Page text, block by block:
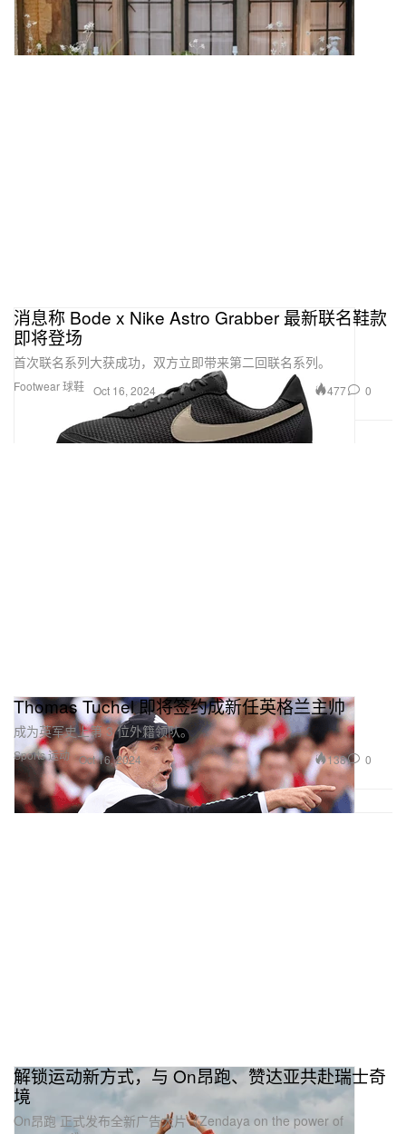
Footwear 球鞋
消息称 Bode x Nike Astro Grabber 最新联名鞋款
即将登场
首次联名系列大获成功，双方立即带来第二回联名系列。
Oct 16, 2024 477 0
Sports 运动
Thomas Tuchel 即将签约成新任英格兰主帅⁠
成为英军史上第 3 位外籍领队。⁠
Oct 16, 2024 138 0
解锁运动新方式，与 On昂跑、赞达亚共赴瑞士奇
境
On昂跑 正式发布全新广告大片《Zendaya on the power of